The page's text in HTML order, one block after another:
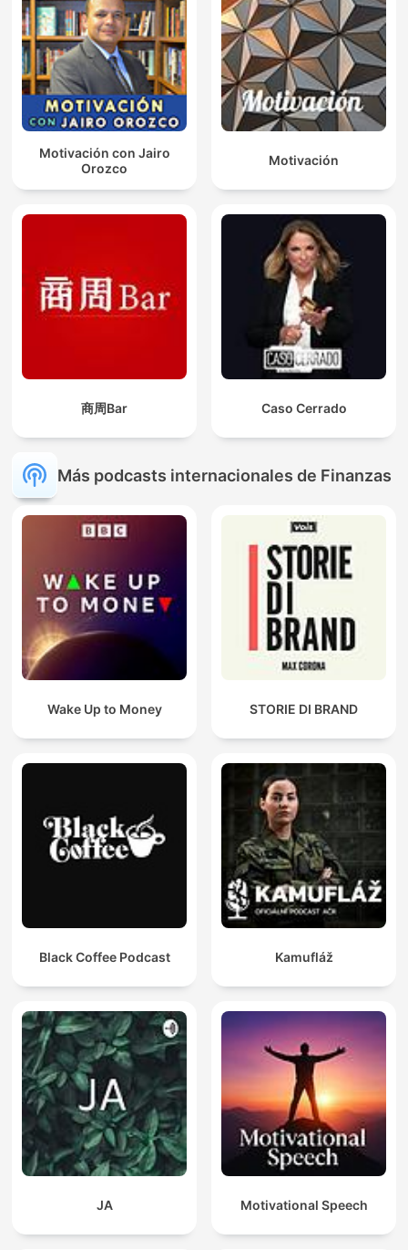
Motivación con Jairo
Orozco
Motivación
商周Bar Caso Cerrado
Más podcasts internacionales de Finanzas
Wake Up to Money STORIE DI BRAND
Black Coffee Podcast Kamufláž
JA Motivational Speech